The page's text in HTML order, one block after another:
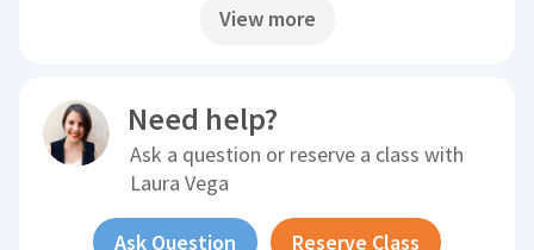
View more
Need help?
Ask a question or reserve a class with
Laura Vega
Ask Question Reserve Class